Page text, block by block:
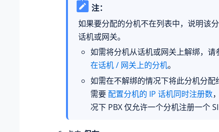
注：
如果要分配的分机不在列表中，说明该
话机或网关。
如需将分机从话机或网关上解绑，
在话机 / 网关上的分机。
如需在不解绑的情况下将此分机分配
需要 配置分机的 IP 话机同时注册数
况下 PBX 仅允许一个分机注册一个